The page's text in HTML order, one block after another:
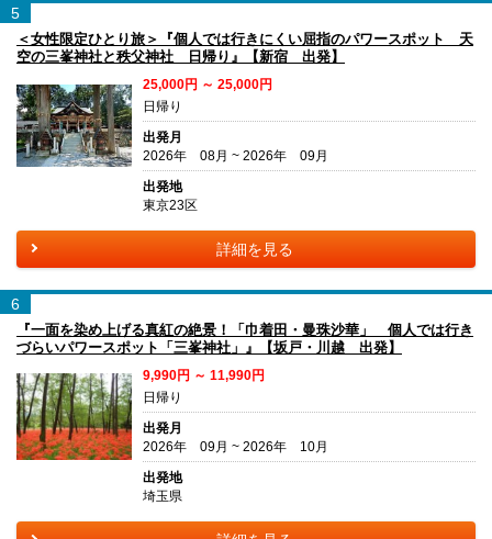
5
＜女性限定ひとり旅＞『個人では行きにくい屈指のパワースポット 天
空の三峯神社と秩父神社 日帰り』【新宿 出発】
25,000円 ～ 25,000円
日帰り
出発月
2026年 08月 ~ 2026年 09月
出発地
東京23区
詳細を見る
6
『一面を染め上げる真紅の絶景！「巾着田・曼珠沙華」 個人では行き
づらいパワースポット「三峯神社」』【坂戸・川越 出発】
9,990円 ～ 11,990円
日帰り
出発月
2026年 09月 ~ 2026年 10月
出発地
埼玉県